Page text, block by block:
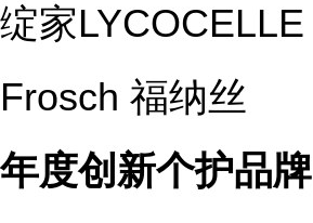
绽家LYCOCELLE
Frosch 福纳丝
年度创新个护品牌